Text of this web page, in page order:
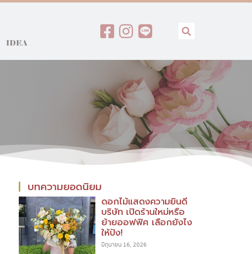
IDEA
บทความยอดนิยม
ดอกไม้แสดงความยินดี
บริษัท เปิดร้านใหม่หรือ
ย้ายออฟฟิศ เลือกยังไง
ให้ปัง!
มิถุนายน 16, 2026